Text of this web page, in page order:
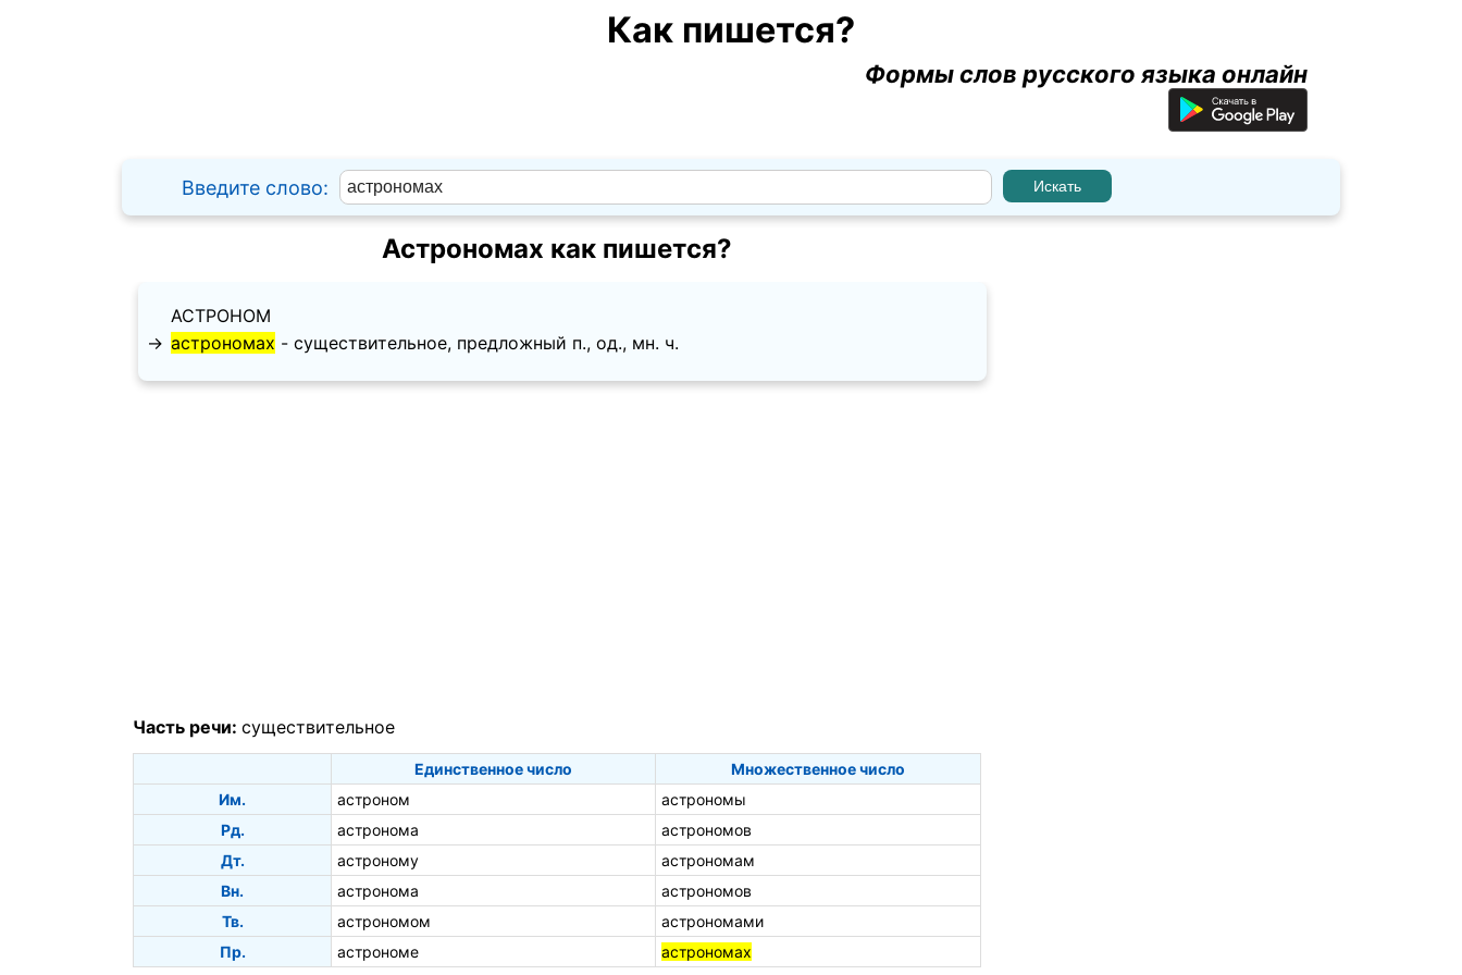
Как пишется?
Формы слов русского языка онлайн
Введите слово:
Астрономах как пишется?
АСТРОНОМ
→ астрономах - существительное, предложный п., од., мн. ч.
Часть речи: существительное
Единственное число
Множественное число
Им.
астроном
астрономы
Рд.
астронома
астрономов
Дт.
астроному
астрономам
Вн.
астронома
астрономов
Тв.
астрономом
астрономами
Пр.
астрономе астрономах